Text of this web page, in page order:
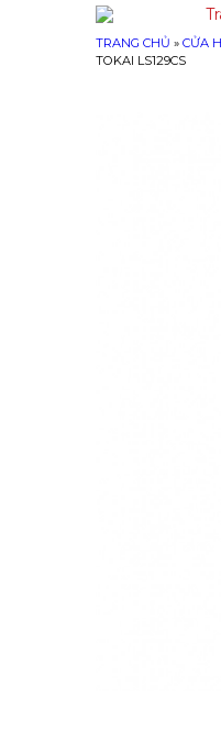
TRANG CHỦ » CỬA
TOKAI LS129CS